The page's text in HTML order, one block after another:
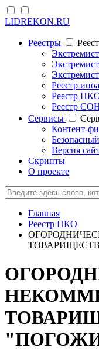
LIDREKON.RU
Реестры
Реестр
Реестр
Реестр
Cервисы
Контент-
Версия
Скрипты
О проекте
Главная
Реестр НКО